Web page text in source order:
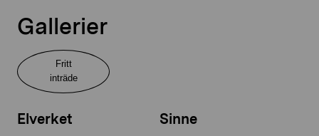
Gallerier
Fritt
inträde
Elverket Sinne